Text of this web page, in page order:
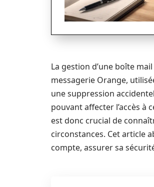
La gestion d’une boîte
messagerie Orange,
une suppression
pouvant affecter l’accès
est donc crucial de
circonstances. Cet article
compte, assurer sa